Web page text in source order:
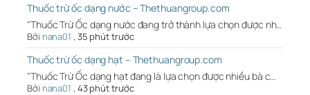
Thuốc trừ ốc dạng nước – Thethuangroup.com
"Thuốc Trừ Ốc dạng nước đang trở thành lựa chọn được nh…
Bởi nana01 , 35 phút trước
Thuốc trừ ốc dạng hạt – Thethuangroup.com
"Thuốc Trừ Ốc dạng hạt đang là lựa chọn được nhiều bà c…
Bởi nana01 , 43 phút trước